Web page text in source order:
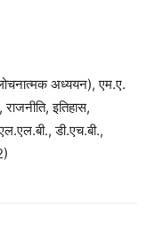
अध्ययन), एम.ए.
इतिहास,
डी.एच.बी.,